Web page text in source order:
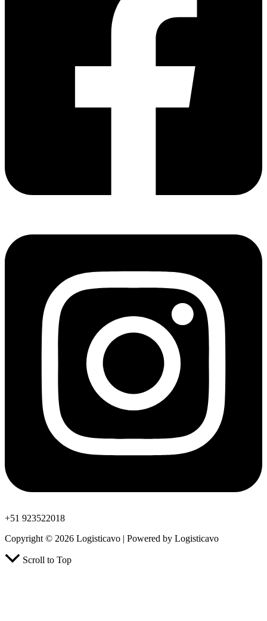
+51 923522018
Copyright © 2026 Logisticavo | Powered by Logisticavo
Scroll to Top